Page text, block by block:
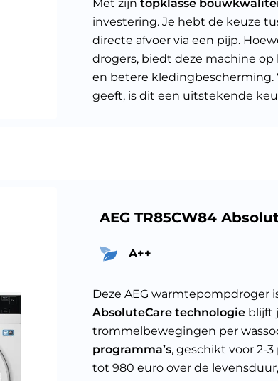
Met zijn topklasse
investering. Je hebt de keuze
directe afvoer via een pijp.
drogers, biedt deze machine
en betere kledingbescherming.
geeft, is dit een uitstekende
AEG TR85CW84
A++
Deze AEG warmtepompdroger
AbsoluteCare technologie blijft
trommelbewegingen per
programma’s, geschikt voor 2-
tot 980 euro over de